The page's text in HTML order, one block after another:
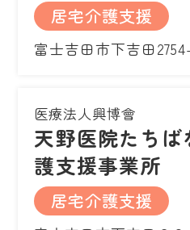
居宅介護支援
富士吉田市下吉田
医療法人興博會
天野医院たち
護支援事業所
居宅介護支援